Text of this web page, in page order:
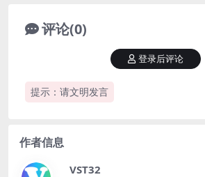
评论(0)
提示：请文明发言
登录后评论
作者信息
VST32